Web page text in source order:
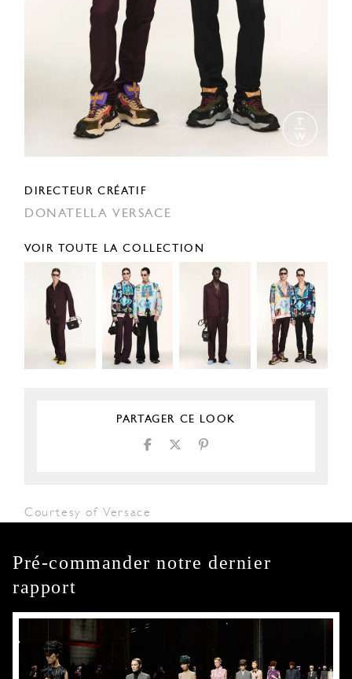
DIRECTEUR CRÉATIF
DONATELLA VERSACE
VOIR TOUTE LA COLLECTION
PARTAGER CE LOOK
Courtesy of Versace
Pré-commander notre dernier
rapport